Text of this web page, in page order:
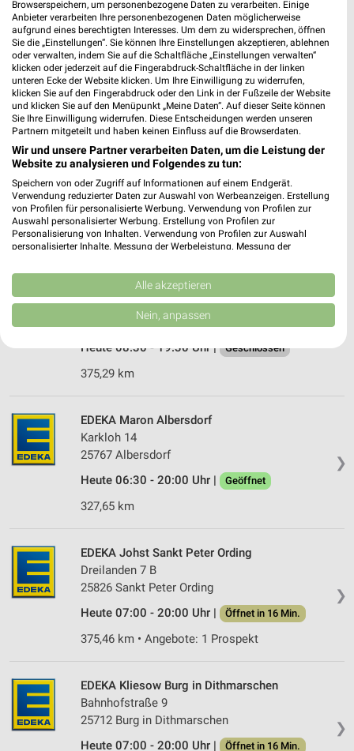
Frischemarkt Frauen Marne
Hafenstr. 6
25709 Marne
Heute 07:00 - 20:00 Uhr | Öffnet in 16 Min.
332,98 km
EDEKA Pioch Garding
Süderstr. 65
25836 Garding
Heute 07:00 - 18:00 Uhr | Öffnet in 16 Min.
366,41 km • Angebote: 1 Prospekt
❯
EDEKA Johst Sankt Peter Ording
Im Bad 22-24
25826 Sankt Peter Ording
Heute 08:30 - 19:30 Uhr | Geschlossen
375,29 km
❯
EDEKA Maron Albersdorf
Karkloh 14
25767 Albersdorf
Heute 06:30 - 20:00 Uhr |
Geöffnet
327,65 km
❯
EDEKA Johst Sankt Peter Ording
Dreilanden 7 B
25826 Sankt Peter Ording
Heute 07:00 - 20:00 Uhr |
Öffnet in 16 Min.
375,46 km • Angebote: 1 Prospekt
❯
EDEKA Kliesow Burg in Dithmarschen
Bahnhofstraße 9
25712 Burg in Dithmarschen
Heute 07:00 - 20:00 Uhr |
Öffnet in 16 Min.
Browserspeichern, um personenbezogene Daten zu verarbeiten. Einige
Anbieter verarbeiten Ihre personenbezogenen Daten möglicherweise
aufgrund eines berechtigten Interesses. Um dem zu widersprechen, öffnen
Sie die „Einstellungen“. Sie können Ihre Einstellungen akzeptieren, ablehnen
oder verwalten, indem Sie auf die Schaltfläche „Einstellungen verwalten“
klicken oder jederzeit auf die Fingerabdruck-Schaltfläche in der linken
unteren Ecke der Website klicken. Um Ihre Einwilligung zu widerrufen,
klicken Sie auf den Fingerabdruck oder den Link in der Fußzeile der Website
und klicken Sie auf den Menüpunkt „Meine Daten“. Auf dieser Seite können
Sie Ihre Einwilligung widerrufen. Diese Entscheidungen werden unseren
Partnern mitgeteilt und haben keinen Einfluss auf die Browserdaten.
Wir und unsere Partner verarbeiten Daten, um die Leistung der
Website zu analysieren und Folgendes zu tun:
Speichern von oder Zugriff auf Informationen auf einem Endgerät.
Verwendung reduzierter Daten zur Auswahl von Werbeanzeigen. Erstellung
von Profilen für personalisierte Werbung. Verwendung von Profilen zur
Auswahl personalisierter Werbung. Erstellung von Profilen zur
Personalisierung von Inhalten. Verwendung von Profilen zur Auswahl
personalisierter Inhalte. Messung der Werbeleistung. Messung der
Kombinationen von Daten aus verschiedenen Quellen. Entwicklung und
Verbesserung der Angebote. Verwendung reduzierter Daten zur Auswahl
von Inhalten.
Daten können außerhalb der Europäischen Union weitergegeben und in die
Website/App.
Partnerliste anzeigen (1 IAB-Anbieter)
IAB-Verarbeitungszwecke:
Speichern von oder Zugriff auf Informationen
auf einem Endgerät
Verwendung reduzierter Daten zur Auswahl von
Verwendung von Profilen zur Auswahl
personalisierter Werbung
Erstellung von Profilen zur Personalisierung
von Inhalten
personalisierter Inhalte
Messung der Werbeleistung
Messung der Performance von Inhalten
Alle akzeptieren
Nein, anpassen